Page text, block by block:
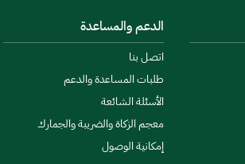
الدعم والمساعدة
اتصل بنا
طلبات المساعدة والدعم
الأسئلة الشائعة
معجم الزكاة والضريبة والجمارك
إمكانية الوصول